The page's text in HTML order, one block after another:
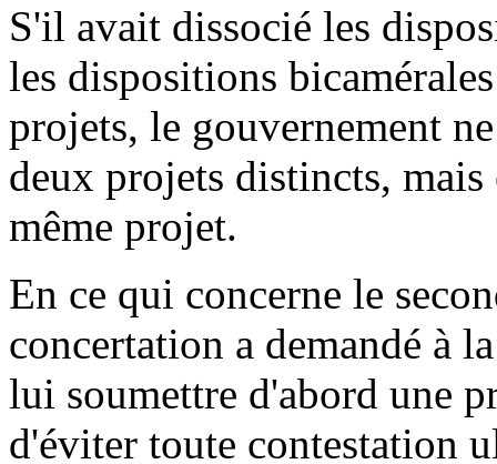
S'il avait dissocié les
les dispositions
projets, le gouvernement
deux projets distincts,
même projet.
En ce qui concerne le
concertation a demandé à
lui soumettre d'abord une
d'éviter toute contestation